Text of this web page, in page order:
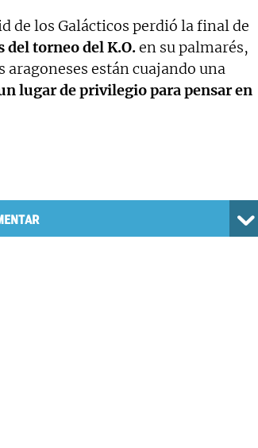
de los Galácticos perdió la final de
del torneo del K.O.en su palmarés,
aragoneses están cuajando una
lugar de privilegio para pensar en